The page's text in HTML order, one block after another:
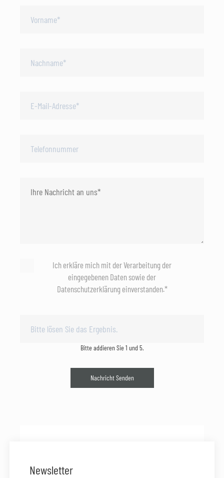
Ich erkläre mich mit der Verarbeitung der
eingegebenen Daten sowie der
Datenschutzerklärung einverstanden.*
Bitte addieren Sie 1 und 5.
Nachricht Senden
Newsletter